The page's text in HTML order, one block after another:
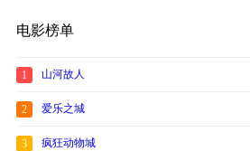
电影榜单
1 山河故人
2 爱乐之城
3 疯狂动物城